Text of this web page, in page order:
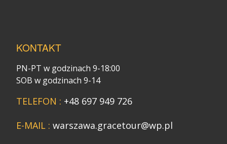
KONTAKT
PN-PT w godzinach 9-18:00
SOB w godzinach 9-14
TELEFON : +48 697 949 726
E-MAIL : warszawa.gracetour@wp.pl